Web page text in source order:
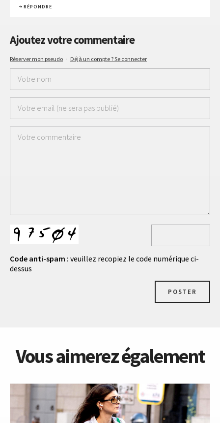
RÉPONDRE
Ajoutez votre commentaire
Réserver mon pseudo · Déjà un compte ? Se connecter
Code anti-spam : veuillez recopiez le code numérique ci-
dessus
POSTER
Vous aimerez également